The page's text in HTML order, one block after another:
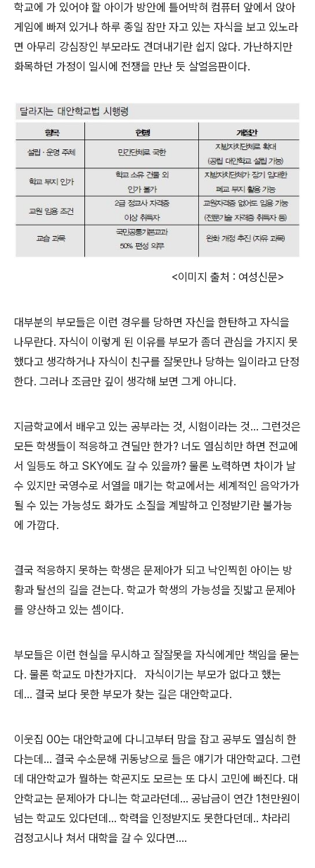
학교에 가 있어야 할 아이가 방안에 틀어박혀 컴퓨터 앞에서 앉아
게임에 빠져 있거나 하루 종일 잠만 자고 있는 자식을 보고 있노라
면 아무리 강심장인 부모라도 견뎌내기란 쉽지 않다. 가난하지만
화목하던 가정이 일시에 전쟁을 만난 듯 살얼음판이다.
<이미지 출처 : 여성신문>
대부분의 부모들은 이런 경우를 당하면 자신을 한탄하고 자식을
나무란다. 자식이 이렇게 된 이유를 부모가 좀더 관심을 가지지 못
했다고 생각하거나 자식이 친구를 잘못만나 당하는 일이라고 단정
한다. 그러나 조금만 깊이 생각해 보면 그게 아니다.
지금학교에서 배우고 있는 공부라는 것, 시험이라는 것... 그런것은
모든 학생들이 적응하고 견딜만 한가? 너도 열심히만 하면 전교에
서 일등도 하고 SKY에도 갈 수 있을까? 물론 노력하면 차이가 날
수 있지만 국영수로 서열을 매기는 학교에서는 세계적인 음악가가
될 수 있는 가능성도 화가도 소질을 계발하고 인정받기란 불가능
에 가깝다.
결국 적응하지 못하는 학생은 문제아가 되고 낙인찍힌 아이는 방
황과 탈선의 길을 걷는다. 학교가 학생의 가능성을 짓밟고 문제아
를 양산하고 있는 셈이다.
부모들은 이런 현실을 무시하고 잘잘못을 자식에게만 책임을 묻는
다. 물론 학교도 마찬가지다. 자식이기는 부모가 없다고 했는
데... 결국 보다 못한 부모가 찾는 길은 대안학교다.
이웃집 00는 대안학교에 다니고부터 맘을 잡고 공부도 열심히 한
다는데... 결국 수소문해 귀동냥으로 들은 얘기가 대안학교다. 그런
데 대안학교가 뭘하는 학굔지도 모르는 또 다시 고민에 빠진다. 대
안학교는 문제아가 다니는 학교라던데... 공납금이 연간 1천만원이
넘는 학교도 있다던데... 학력을 인정받지도 못한다던데.. 차라리
검정고시나 쳐서 대학을 갈 수 있다면....